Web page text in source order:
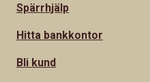
Spärrhjälp
Hitta bankkontor
Bli kund